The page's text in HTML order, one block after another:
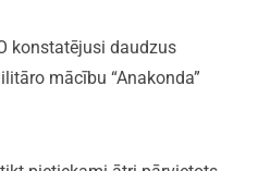
konstatējusi daudzus
mācību “Anakonda”